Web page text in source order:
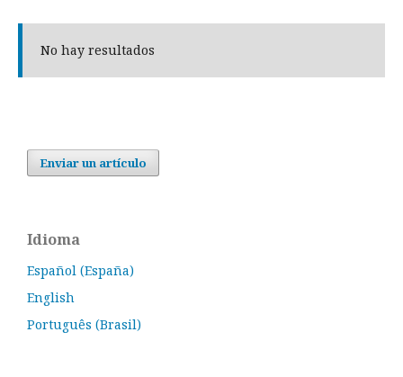
No hay resultados
Enviar un artículo
Idioma
Español (España)
English
Português (Brasil)